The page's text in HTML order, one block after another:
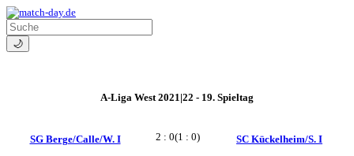
🌙
A-Liga West 2021|22 - 19. Spieltag
SG Berge/Calle/W. I 2 : 0(1 : 0) SC Kückelheim/S. I